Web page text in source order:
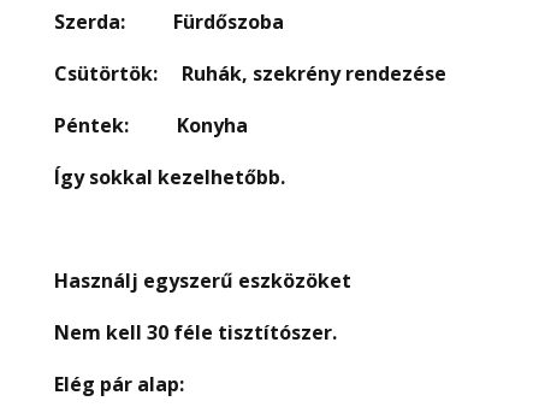
Szerda: Fürdőszoba
Csütörtök: Ruhák, szekrény rendezése
Péntek: Konyha
Így sokkal kezelhetőbb.
Használj egyszerű eszközöket
Nem kell 30 féle tisztítószer.
Elég pár alap: